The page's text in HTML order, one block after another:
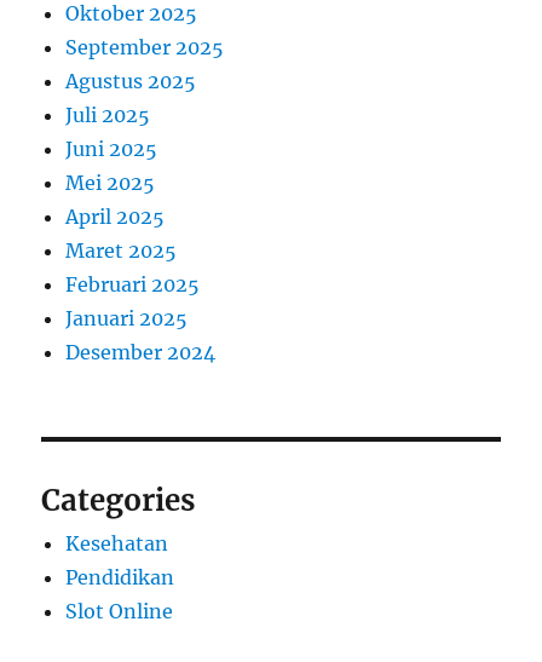
Oktober 2025
September 2025
Agustus 2025
Juli 2025
Juni 2025
Mei 2025
April 2025
Maret 2025
Februari 2025
Januari 2025
Desember 2024
Categories
Kesehatan
Pendidikan
Slot Online